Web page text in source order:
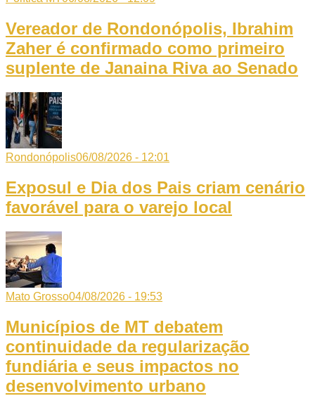
Vereador de Rondonópolis, Ibrahim
Zaher é confirmado como primeiro
suplente de Janaina Riva ao Senado
Rondonópolis06/08/2026 - 12:01
Exposul e Dia dos Pais criam cenário
favorável para o varejo local
Mato Grosso04/08/2026 - 19:53
Municípios de MT debatem
continuidade da regularização
fundiária e seus impactos no
desenvolvimento urbano